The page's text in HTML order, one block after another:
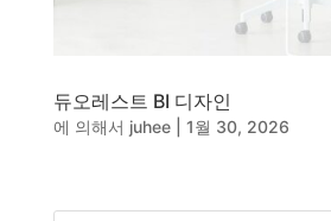
동영상 - (주)듀오백
동영상 - ㈜고피자
동영상 - 삼양홀딩스
동영상 - 킷캣
웹사이트 - (주)세
듀오레스트 BI 디자인
에 의해서 juhee| 1월 30, 2026